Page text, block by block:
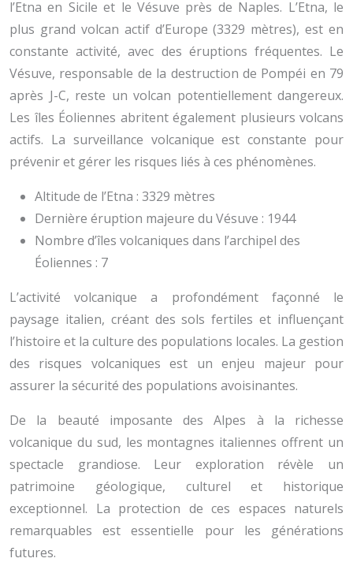
l’Etna en Sicile et le Vésuve près de Naples. L’Etna, le
plus grand volcan actif d’Europe (3329 mètres), est en
constante activité, avec des éruptions fréquentes. Le
Vésuve, responsable de la destruction de Pompéi en 79
après J-C, reste un volcan potentiellement dangereux.
Les îles Éoliennes abritent également plusieurs volcans
actifs. La surveillance volcanique est constante pour
prévenir et gérer les risques liés à ces phénomènes.
Altitude de l’Etna : 3329 mètres
Dernière éruption majeure du Vésuve : 1944
Nombre d’îles volcaniques dans l’archipel des
Éoliennes : 7
L’activité volcanique a profondément façonné le
paysage italien, créant des sols fertiles et influençant
l’histoire et la culture des populations locales. La gestion
des risques volcaniques est un enjeu majeur pour
assurer la sécurité des populations avoisinantes.
De la beauté imposante des Alpes à la richesse
volcanique du sud, les montagnes italiennes offrent un
spectacle grandiose. Leur exploration révèle un
patrimoine géologique, culturel et historique
exceptionnel. La protection de ces espaces naturels
remarquables est essentielle pour les générations
futures.